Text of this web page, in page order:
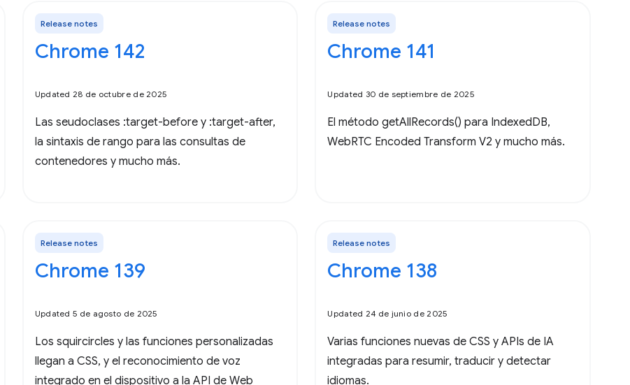
Release notes
Chrome 142
Updated 28 de octubre de 2025
Las seudoclases :target-before y :target-after,
la sintaxis de rango para las consultas de
contenedores y mucho más.
Release notes
Chrome 141
Updated 30 de septiembre de 2025
El método getAllRecords() para IndexedDB,
WebRTC Encoded Transform V2 y mucho más.
Release notes
Chrome 139
Updated 5 de agosto de 2025
Los squircircles y las funciones personalizadas
llegan a CSS, y el reconocimiento de voz
integrado en el dispositivo a la API de Web
Release notes
Chrome 138
Updated 24 de junio de 2025
Varias funciones nuevas de CSS y APIs de IA
integradas para resumir, traducir y detectar
idiomas.